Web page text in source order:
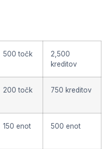
500 točk
2,500
kreditov
200 točk 750 kreditov
150 enot 500 enot